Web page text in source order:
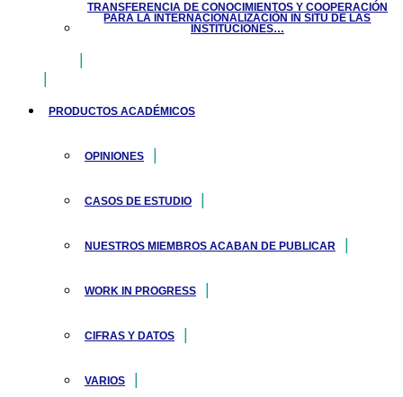
TRANSFERENCIA DE CONOCIMIENTOS Y COOPERACIÓN
PARA LA INTERNACIONALIZACIÓN IN SITU DE LAS
INSTITUCIONES…
PRODUCTOS ACADÉMICOS
OPINIONES
CASOS DE ESTUDIO
NUESTROS MIEMBROS ACABAN DE PUBLICAR
WORK IN PROGRESS
CIFRAS Y DATOS
VARIOS